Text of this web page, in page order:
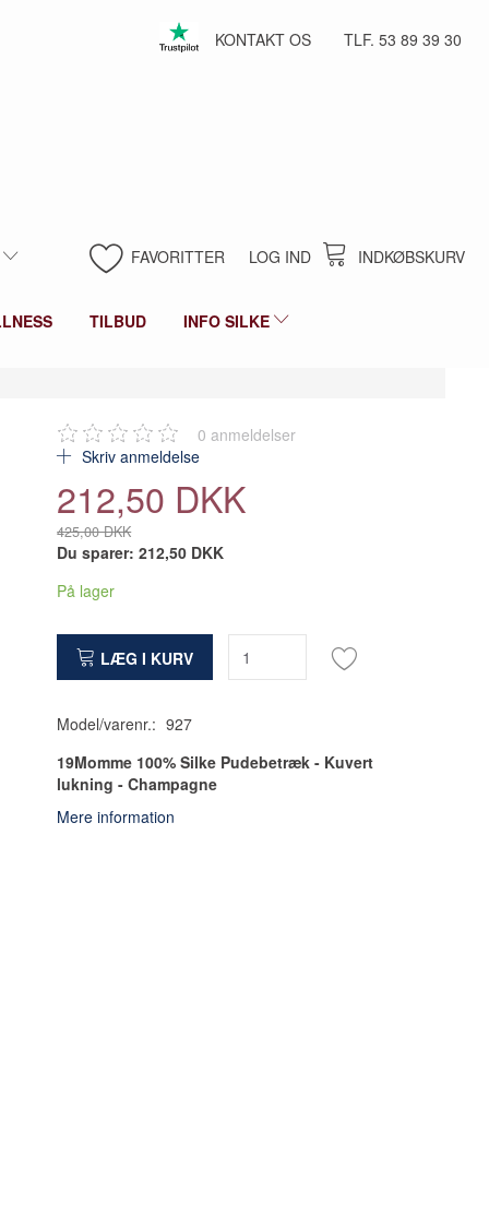
TLF. 53 89 39 30
KONTAKT OS
INDKØBSKURV
FAVORITTER LOG IND
TILBUD INFO SILKE
0 anmeldelser
Skriv anmeldelse
212,50 DKK
425,00 DKK
Du sparer:212,50 DKK
På lager
LÆG I KURV
Model/varenr.: 927
19Momme 100% Silke Pudebetræk - Kuvert
lukning - Champagne
Mere information